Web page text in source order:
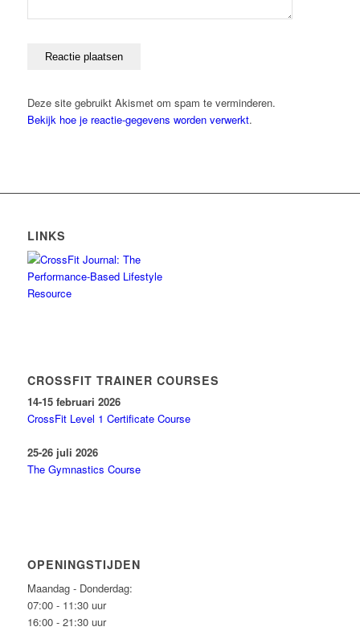
Deze site gebruikt Akismet om spam te verminderen.
Bekijk hoe je reactie-gegevens worden verwerkt.
LINKS
CROSSFIT TRAINER COURSES
14-15 februari 2026
CrossFit Level 1 Certificate Course
25-26 juli 2026
The Gymnastics Course
OPENINGSTIJDEN
Maandag - Donderdag:
07:00 - 11:30 uur
16:00 - 21:30 uur